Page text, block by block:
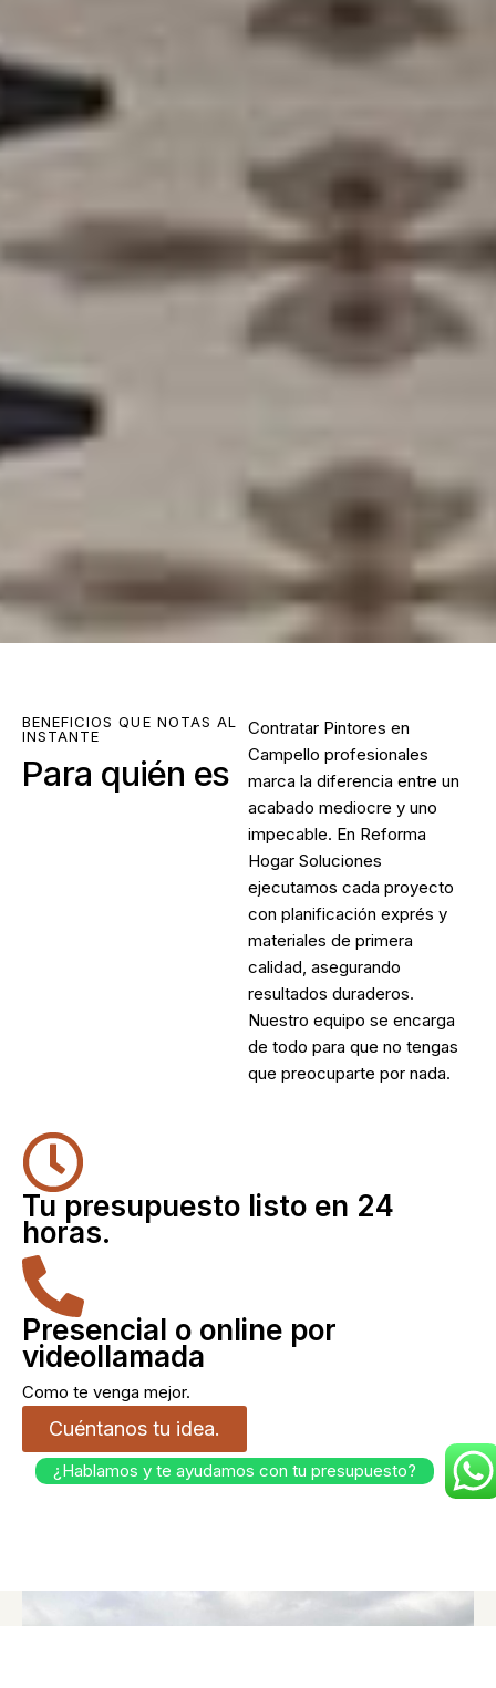
BENEFICIOS QUE NOTAS AL
INSTANTE
Para quién es
Contratar Pintores en
Campello profesionales
marca la diferencia entre un
acabado mediocre y uno
impecable. En Reforma
Hogar Soluciones
ejecutamos cada proyecto
con planificación exprés y
materiales de primera
calidad, asegurando
resultados duraderos.
Nuestro equipo se encarga
de todo para que no tengas
que preocuparte por nada.
Tu presupuesto listo en 24
horas.
Presencial o online por
videollamada
Como te venga mejor.
Cuéntanos tu idea.
¿Hablamos y te ayudamos con tu presupuesto?